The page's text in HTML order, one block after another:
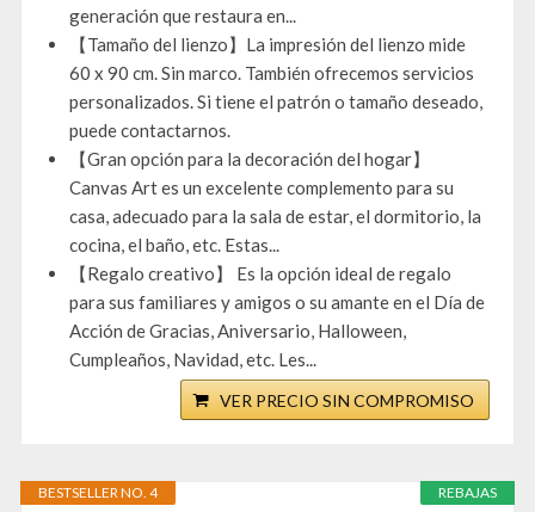
generación que restaura en...
【Tamaño del lienzo】La impresión del lienzo mide
60 x 90 cm. Sin marco. También ofrecemos servicios
personalizados. Si tiene el patrón o tamaño deseado,
puede contactarnos.
【Gran opción para la decoración del hogar】
Canvas Art es un excelente complemento para su
casa, adecuado para la sala de estar, el dormitorio, la
cocina, el baño, etc. Estas...
【Regalo creativo】 Es la opción ideal de regalo
para sus familiares y amigos o su amante en el Día de
Acción de Gracias, Aniversario, Halloween,
Cumpleaños, Navidad, etc. Les...
VER PRECIO SIN COMPROMISO
REBAJAS
BESTSELLER NO. 4